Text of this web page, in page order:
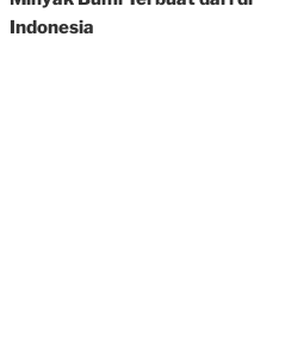
Indonesia